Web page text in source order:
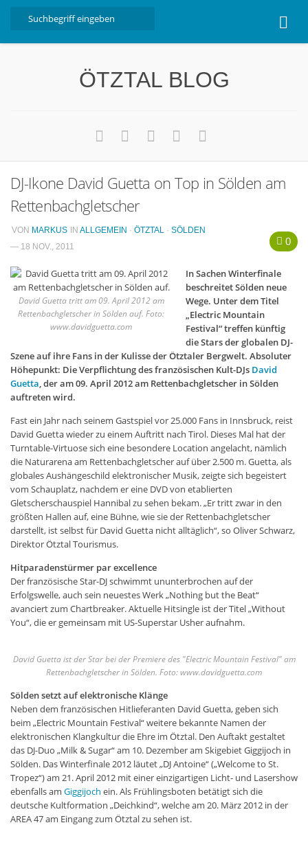
Nützliche Informationen
Free W-LAN Verzeichnis Ötztal
Kostenloser Bustransfer ins Gletscherskigebiet von
Impressum
Kontakt
Datenschutzerklärung
ÖTZTAL BLOG
DJ-Ikone David Guetta on Top in Sölden am
Rettenbachgletscher
0
VON MARKUS IN ALLGEMEIN · ÖTZTAL · SÖLDEN
— 18 NOV., 2011
David Guetta tritt am 09. April 2012 am
Rettenbachgletscher in Sölden auf. Foto:
www.davidguetta.com
In Sachen Winterfinale
beschreitet Sölden neue
Wege. Unter dem Titel
„Electric Mountain
Festival“ treffen künftig
die Stars der globalen DJ-
Szene auf ihre Fans in der Kulisse der Ötztaler Bergwelt. Absoluter
Höhepunkt: Die Verpflichtung des französischen Kult-DJs David
Guetta, der am 09. April 2012 am Rettenbachgletscher in Sölden
auftreten wird.
Fast ein Jahr nach seinem Gastspiel vor 25.000 Fans in Innsbruck, reist
David Guetta wieder zu einem Auftritt nach Tirol. Dieses Mal hat der
Turntable-Virtuose sich eine besondere Location angelacht, nämlich
die Naturarena am Rettenbachgletscher auf über 2.500 m. Guetta, als
globales Aushängeschild elektronischer Musik, zeigte sich begeistert
vom Schauplatz, nachdem er eine DVD von etablierten
Gletscherschauspiel Hannibal zu sehen bekam. „Er tritt zwar in den
größten Hallen auf, eine Bühne, wie sie der Rettenbachgletscher
darstellt, ist selbst für David Guetta nicht alltäglich“, so Oliver Schwarz,
Direktor Ötztal Tourismus.
Hitparadenstürmer par excellence
Der französische Star-DJ schwimmt ununterbrochen auf der
Erfolgswelle, auch sein neuestes Werk „Nothing but the Beat“
avanciert zum Chartbreaker. Aktuelle Hitsingle ist der Titel „Without
You“, die er gemeinsam mit US-Superstar Usher aufnahm.
David Guetta ist der Star bei der Premiere des "Electric Mountain Festival" am
Rettenbachgletscher in Sölden. Foto: www.davidguetta.com
Sölden setzt auf elektronische Klänge
Neben dem französischen Hitlieferanten David Guetta, geben sich
beim „Electric Mountain Festival“ weitere bekannte Namen der
elektronischen Klangkultur die Ehre im Ötztal. Den Auftakt gestaltet
das DJ-Duo „Milk & Sugar“ am 10. Dezember am Skigebiet Giggijoch in
Sölden. Das Winterfinale 2012 läutet „DJ Antoine“ („Welcome to St.
Tropez“) am 21. April 2012 mit einer einzigartigen Licht- und Lasershow
ebenfalls am Giggijoch ein. Als Frühlingsboten betätigt sich die
deutsche Kultformation „Deichkind“, welche am 20. März 2012 in der
AREA 47 am Eingang zum Ötztal zu sehen ist.